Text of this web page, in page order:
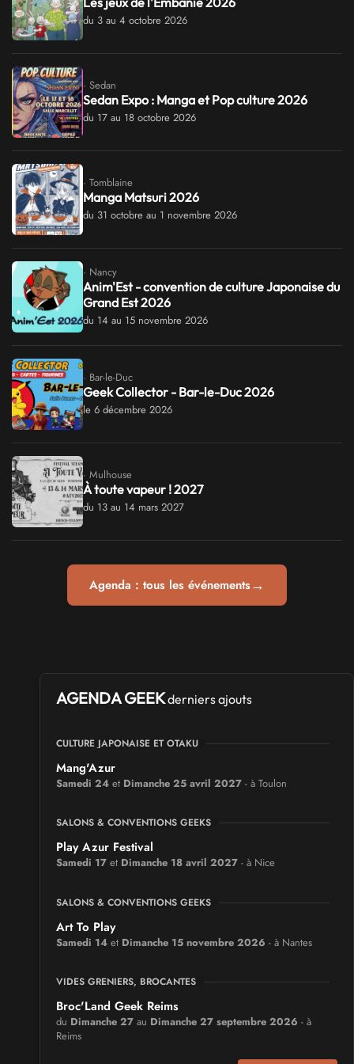
du 3 au 4 octobre 2026
· Sedan
Sedan Expo : Manga et Pop culture 2026
du 17 au 18 octobre 2026
· Tomblaine
Manga Matsuri 2026
du 31 octobre au 1 novembre 2026
· Nancy
Anim'Est - convention de culture Japonaise du
Grand Est 2026
du 14 au 15 novembre 2026
· Bar-le-Duc
Geek Collector - Bar-le-Duc 2026
le 6 décembre 2026
· Mulhouse
À toute vapeur ! 2027
du 13 au 14 mars 2027
Agenda : tous les événements→
AGENDA GEEKderniers ajouts
CULTURE JAPONAISE ET OTAKU
Mang'Azur
Samedi 24 et Dimanche 25 avril 2027 - à Toulon
SALONS & CONVENTIONS GEEKS
Play Azur Festival
Samedi 17 et Dimanche 18 avril 2027 - à Nice
SALONS & CONVENTIONS GEEKS
Art To Play
Samedi 14 et Dimanche 15 novembre 2026 - à Nantes
VIDES GRENIERS, BROCANTES
Broc'Land Geek Reims
du Dimanche 27 au Dimanche 27 septembre 2026 - à
Reims